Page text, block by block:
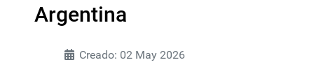
Argentina
Creado: 02 May 2026